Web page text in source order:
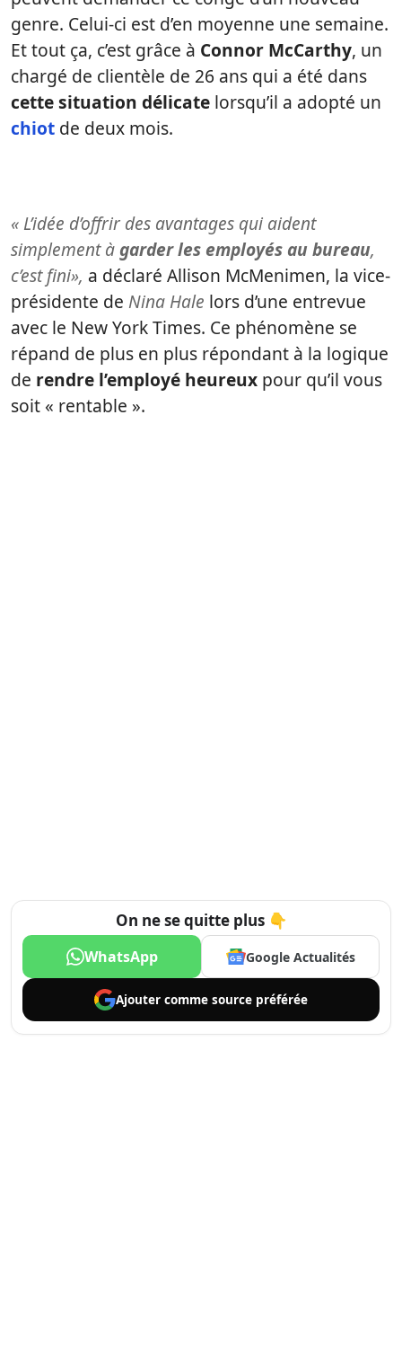
genre. Celui-ci est d’en moyenne une semaine.
Et tout ça, c’est grâce à Connor McCarthy, un
chargé de clientèle de 26 ans qui a été dans
cette situation délicate lorsqu’il a adopté un
chiot de deux mois.
« L’idée d’offrir des avantages qui aident
simplement à garder les employés au bureau,
c’est fini», a déclaré Allison McMenimen, la vice-
présidente de Nina Hale lors d’une entrevue
avec le New York Times. Ce phénomène se
répand de plus en plus répondant à la logique
de rendre l’employé heureux pour qu’il vous
soit « rentable ».
On ne se quitte plus 👇
WhatsApp Google Actualités
Ajouter comme source préférée